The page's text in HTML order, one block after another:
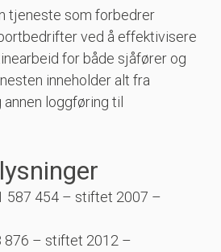
tjeneste som forbedrer
ved å effektivisere
for både sjåfører og
inneholder alt fra
loggføring til
587 454 – stiftet 2007 –
876 – stiftet 2012 –